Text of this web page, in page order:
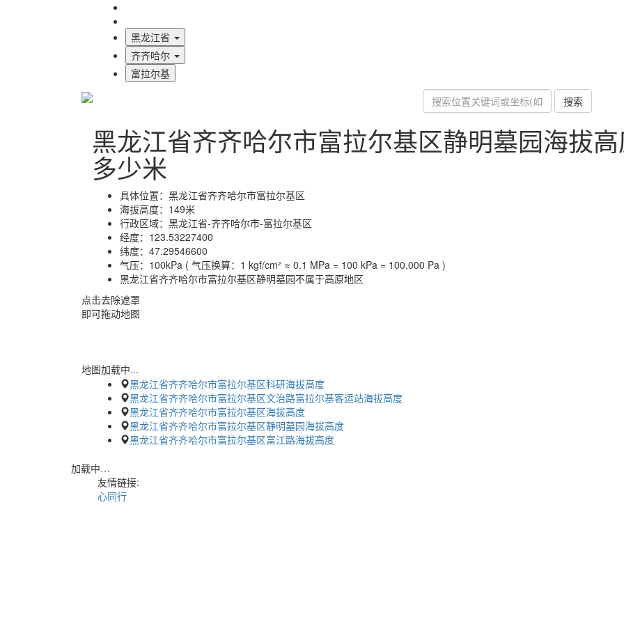
黑龙江省
齐齐哈尔
富拉尔基
搜索
黑龙江省齐齐哈尔市富拉尔基区静明墓园海拔
多少米
具体位置： 黑龙江省齐齐哈尔市富拉尔基区
海拔高度： 149米
行政区域： 黑龙江省-齐齐哈尔市-富拉尔基区
经度： 123.53227400
纬度： 47.29546600
气压： 100kPa ( 气压换算：1 kgf/cm² ≈ 0.1 MPa = 100 kPa = 100,000 Pa )
黑龙江省齐齐哈尔市富拉尔基区静明墓园不属于高原地区
点击去除遮罩
即可拖动地图
地图加载中...
黑龙江省齐齐哈尔市富拉尔基区科研海拔高度
黑龙江省齐齐哈尔市富拉尔基区文治路富拉尔基客运站海拔高度
黑龙江省齐齐哈尔市富拉尔基区海拔高度
黑龙江省齐齐哈尔市富拉尔基区静明墓园海拔高度
黑龙江省齐齐哈尔市富拉尔基区富江路海拔高度
加载中…
友情链接:
心同行